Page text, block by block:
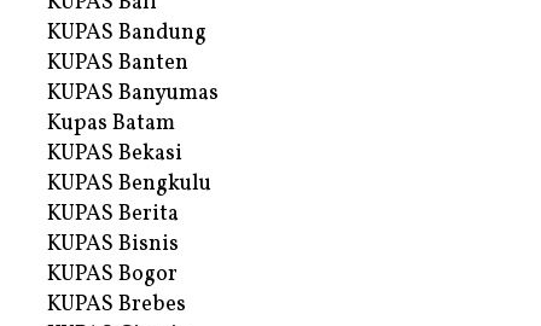
KUPAS Bandung
KUPAS Banten
KUPAS Banyumas
Kupas Batam
KUPAS Bekasi
KUPAS Bengkulu
KUPAS Berita
KUPAS Bisnis
KUPAS Bogor
KUPAS Brebes